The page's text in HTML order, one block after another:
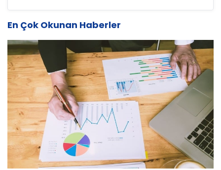
En Çok Okunan Haberler